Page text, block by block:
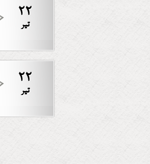
22
تير
22
تير